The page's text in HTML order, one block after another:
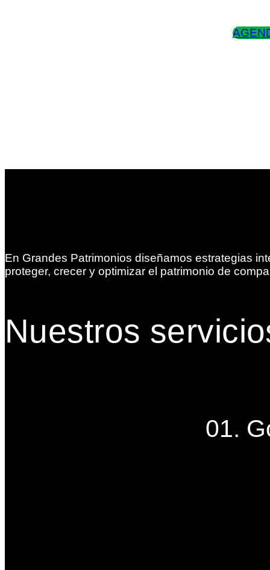
En Grandes Patrimonios diseñamos estrategias
proteger, crecer y optimizar el patrimonio de
Nuestros
01.